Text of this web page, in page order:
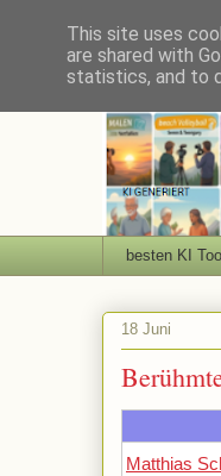
besten KI
18 Juni
Matthias
This site uses
are shared with
statistics, and to